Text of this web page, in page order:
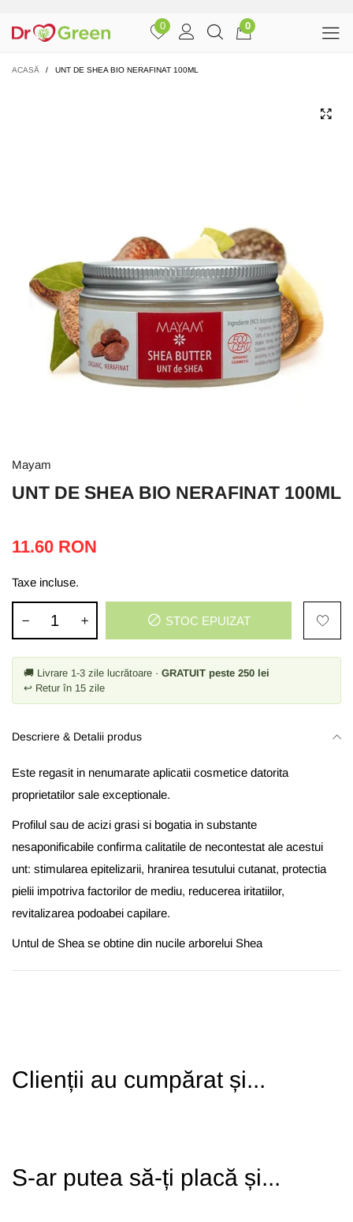
0 0
ACASĂ / UNT DE SHEA BIO NERAFINAT 100ML
Mayam
UNT DE SHEA BIO NERAFINAT 100ML
11.60 RON
Taxe incluse.
STOC EPUIZAT
🚚 Livrare 1-3 zile lucrătoare · GRATUIT peste 250 lei
↩ Retur în 15 zile
Descriere & Detalii produs
Este regasit in nenumarate aplicatii cosmetice datorita
proprietatilor sale exceptionale.
Profilul sau de acizi grasi si bogatia in substante
nesaponificabile confirma calitatile de necontestat ale acestui
unt: stimularea epitelizarii, hranirea tesutului cutanat, protectia
pielii impotriva factorilor de mediu, reducerea iritatiilor,
revitalizarea podoabei capilare.
Untul de Shea se obtine din nucile arborelui Shea
Clienții au cumpărat și...
S-ar putea să-ți placă și...